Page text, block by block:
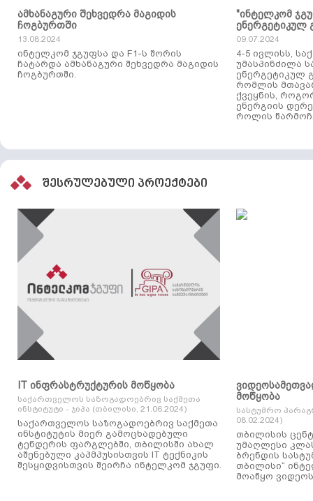
ამხანაგური შეხვედრა მაგიდის
ჩოგბურთში
13.08.2024
ინტელკომ ჯგუფსა და F1-ს შორის
ჩატარდა ამხანაგური შეხვედრა მაგიდის
ჩოგბურთში.
"ინტელკომ
ენერგეტიკულ
09.07.2024
4-5 ივლისს,
უმასპინძილა
ენერგეტიკულ
რომლის
ქვეყნის,
ენერგიის
როლის
შესრულებული პროექტები
IT ინფრასტრუქტურის მოწყობა
საქართველოს საზოგადოებრივ საქმეთა
ინსტიტუტი - ჯიპა (თბილისი, 21.06.2024)
საქართველოს საზოგადოებრივ საქმეთა
ინსტიტუტის მიერ გამოცხადებული
ტენდერის ფარგლებში, თბილისში ახალ
აშენებული კაპმპუსისთვის IT ტექნიკის
შესყიდვისთვის შეირჩა ინტელკომ ჯგუფი.
მოწყობა
სასტუმრო
08.02.2024)
თბილისის
უმაღლესი
ბრენდის
თბილისი“
მოაწყო